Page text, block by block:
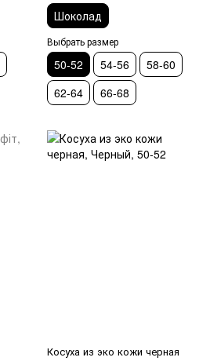
Шоколад
Выбрать размер
50-52 54-56
58-60
62-64
66-68
Косуха из эко кожи черная